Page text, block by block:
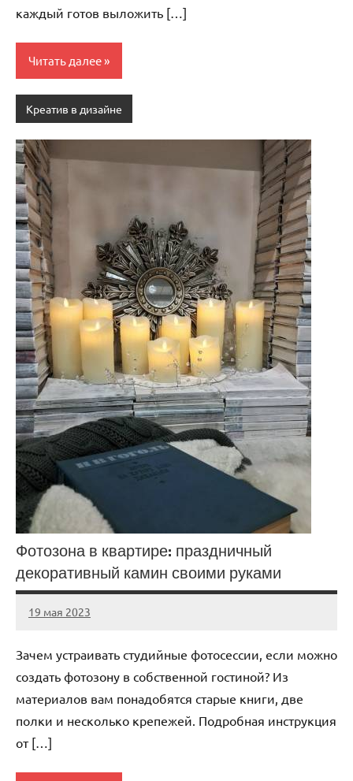
каждый готов выложить […]
Читать далее
Креатив в дизайне
Фотозона в квартире: праздничный
декоративный камин своими руками
19 мая 2023
ntru_ru
Нет
Зачем устраивать студийные фотосессии, если можно
создать фотозону в собственной гостиной? Из
материалов вам понадобятся старые книги, две
полки и несколько крепежей. Подробная инструкция
от […]